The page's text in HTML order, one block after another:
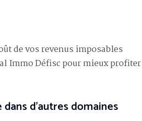
de vos revenus imposables
Immo Défisc pour mieux profiter
d’autres domaines